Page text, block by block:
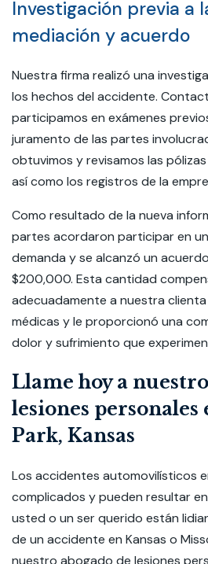
Investigación previa a
mediación y acuerdo
Nuestra firma realizó una
los hechos del accidente.
participamos en exámenes
juramento de las partes
obtuvimos y revisamos las
así como los registros de la
Como resultado de la nueva
partes acordaron participar en
demanda y se alcanzó un
$200,000. Esta cantidad
adecuadamente a nuestra
médicas y le proporcionó una
dolor y sufrimiento que
Llame hoy a
lesiones
Park, Kansas
Los accidentes automovilísticos
complicados y pueden resultar en
usted o un ser querido están
de un accidente en Kansas o
nuestro abogado de lesiones